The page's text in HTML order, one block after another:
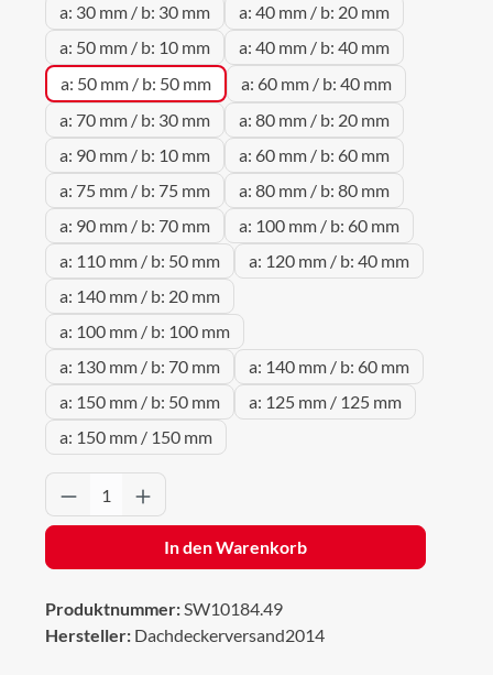
a: 30 mm / b: 30 mm
a: 40 mm / b: 20 mm
a: 50 mm / b: 10 mm
a: 40 mm / b: 40 mm
a: 50 mm / b: 50 mm
a: 60 mm / b: 40 mm
a: 70 mm / b: 30 mm
a: 80 mm / b: 20 mm
a: 90 mm / b: 10 mm
a: 60 mm / b: 60 mm
a: 75 mm / b: 75 mm
a: 80 mm / b: 80 mm
a: 90 mm / b: 70 mm
a: 100 mm / b: 60 mm
a: 110 mm / b: 50 mm
a: 120 mm / b: 40 mm
a: 140 mm / b: 20 mm
a: 100 mm / b: 100 mm
a: 130 mm / b: 70 mm
a: 140 mm / b: 60 mm
a: 150 mm / b: 50 mm
a: 125 mm / 125 mm
a: 150 mm / 150 mm
Produkt Anzahl: Gib den gewünschten
In den Warenkorb
Produktnummer:SW10184.49
Hersteller: Dachdeckerversand2014